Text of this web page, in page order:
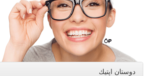
دوستان اپتیك